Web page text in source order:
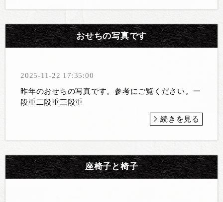
おせちの写真です
2025-11-22 17:35:00
昨年のおせちの写真です。参考にご覧ください。一
段重二段重 三段重
続きを見る
座椅子と椅子